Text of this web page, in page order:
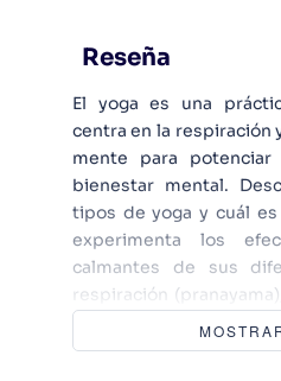
Reseña
El yoga es una
centra en la respiración
mente para
bienestar mental.
tipos de yoga y cuál
experimenta los
calmantes de sus
respiración
prácticas diarias que te
sereno y centrado.